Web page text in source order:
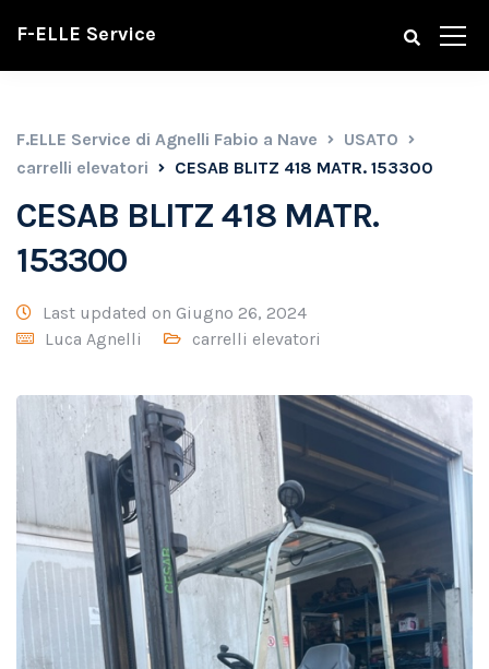
F-ELLE Service
F.ELLE Service di Agnelli Fabio a Nave
USATO
carrelli elevatori
CESAB BLITZ 418 MATR. 153300
CESAB BLITZ 418 MATR.
153300
Last updated on Giugno 26, 2024
Luca Agnelli
carrelli elevatori